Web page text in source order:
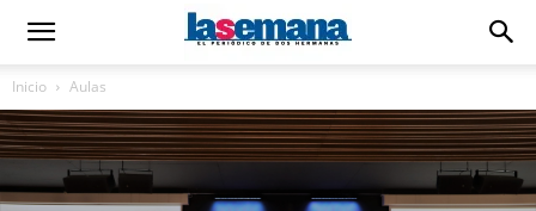
Inicio Aulas